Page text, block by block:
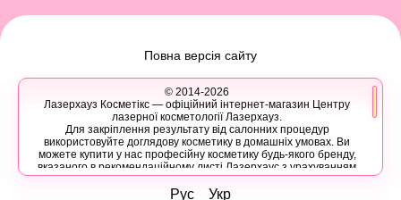
Повна версія сайту
© 2014-2026
Лазерхауз Косметікс — офіційний інтернет-магазин Центру
лазерної косметології Лазерхауз.
Для закріплення результату від салонних процедур
використовуйте доглядову косметику в домашніх умовах. Ви
можете купити у нас професійну косметику будь-якого бренду,
вказаного в рекомендаційному листі Лазерхаус з урахуванням
ваших персональних знижок.
Ви також можете записатися на консультацію в Лазер Хауз до
Рус Укр